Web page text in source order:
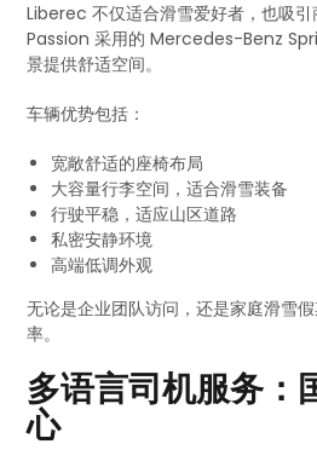
Liberec 不仅适合滑雪爱好者，也吸
Passion 采用的 Mercedes-Benz
景提供舒适空间。
车辆优势包括：
宽敞舒适的座椅布局
大容量行李空间，适合滑雪装备
行驶平稳，适应山区道路
私密安静环境
高端低调外观
无论是企业团队访问，还是家庭滑雪
率。
多语言司机服务：
心